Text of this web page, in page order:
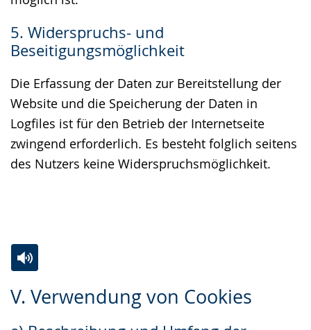
5. Widerspruchs- und
Beseitigungsmöglichkeit
Die Erfassung der Daten zur Bereitstellung der
Website und die Speicherung der Daten in
Logfiles ist für den Betrieb der Internetseite
zwingend erforderlich. Es besteht folglich seitens
des Nutzers keine Widerspruchsmöglichkeit.
V. Verwendung von Cookies
Leichten
Audio-
Video